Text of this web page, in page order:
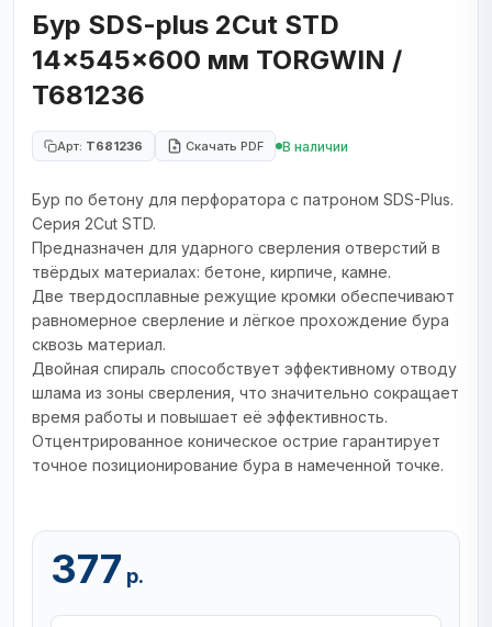
Бур SDS-plus 2Cut STD
14x545x600 мм TORGWIN /
T681236
Арт: T681236 Скачать PDF В наличии
Бур по бетону для перфоратора с патроном SDS-Plus.
Серия 2Cut STD.
Предназначен для ударного сверления отверстий в
твёрдых материалах: бетоне, кирпиче, камне.
Две твердосплавные режущие кромки обеспечивают
равномерное сверление и лёгкое прохождение бура
сквозь материал.
Двойная спираль способствует эффективному отводу
шлама из зоны сверления, что значительно сокращает
время работы и повышает её эффективность.
Отцентрированное коническое острие гарантирует
точное позиционирование бура в намеченной точке.
377 р.